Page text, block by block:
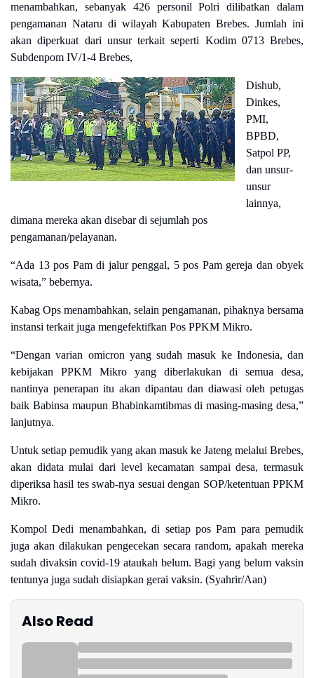
menambahkan, sebanyak 426 personil Polri dilibatkan dalam
pengamanan Nataru di wilayah Kabupaten Brebes. Jumlah ini
akan diperkuat dari unsur terkait seperti Kodim 0713 Brebes,
Subdenpom IV/1-4 Brebes,
Dishub,
Dinkes,
PMI,
BPBD,
Satpol PP,
dan unsur-
unsur
lainnya,
dimana mereka akan disebar di sejumlah pos
pengamanan/pelayanan.
“Ada 13 pos Pam di jalur penggal, 5 pos Pam gereja dan obyek
wisata,” bebernya.
Kabag Ops menambahkan, selain pengamanan, pihaknya bersama
instansi terkait juga mengefektifkan Pos PPKM Mikro.
“Dengan varian omicron yang sudah masuk ke Indonesia, dan
kebijakan PPKM Mikro yang diberlakukan di semua desa,
nantinya penerapan itu akan dipantau dan diawasi oleh petugas
baik Babinsa maupun Bhabinkamtibmas di masing-masing desa,”
lanjutnya.
Untuk setiap pemudik yang akan masuk ke Jateng melalui Brebes,
akan didata mulai dari level kecamatan sampai desa, termasuk
diperiksa hasil tes swab-nya sesuai dengan SOP/ketentuan PPKM
Mikro.
Kompol Dedi menambahkan, di setiap pos Pam para pemudik
juga akan dilakukan pengecekan secara random, apakah mereka
sudah divaksin covid-19 ataukah belum. Bagi yang belum vaksin
tentunya juga sudah disiapkan gerai vaksin. (Syahrir/Aan)
Also Read